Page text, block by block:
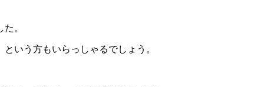
。
いう方もいらっしゃるでしょう。